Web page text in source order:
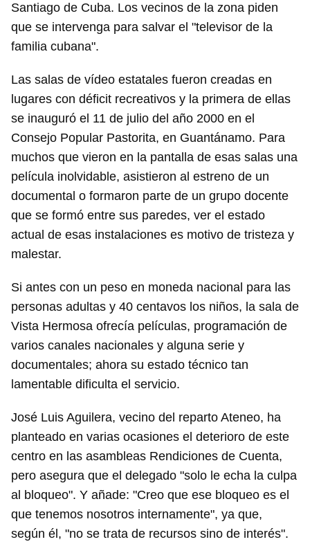
Santiago de Cuba. Los vecinos de la zona piden
que se intervenga para salvar el "televisor de la
familia cubana".
Las salas de vídeo estatales fueron creadas en
lugares con déficit recreativos y la primera de ellas
se inauguró el 11 de julio del año 2000 en el
Consejo Popular Pastorita, en Guantánamo. Para
muchos que vieron en la pantalla de esas salas una
película inolvidable, asistieron al estreno de un
documental o formaron parte de un grupo docente
que se formó entre sus paredes, ver el estado
actual de esas instalaciones es motivo de tristeza y
malestar.
Si antes con un peso en moneda nacional para las
personas adultas y 40 centavos los niños, la sala de
Vista Hermosa ofrecía películas, programación de
varios canales nacionales y alguna serie y
documentales; ahora su estado técnico tan
lamentable dificulta el servicio.
José Luis Aguilera, vecino del reparto Ateneo, ha
planteado en varias ocasiones el deterioro de este
centro en las asambleas Rendiciones de Cuenta,
pero asegura que el delegado "solo le echa la culpa
al bloqueo". Y añade: "Creo que ese bloqueo es el
que tenemos nosotros internamente", ya que,
según él, "no se trata de recursos sino de interés".